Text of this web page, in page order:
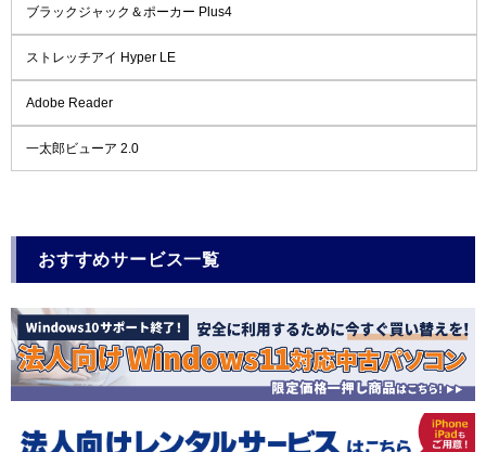
ブラックジャック＆ポーカー Plus4
ストレッチアイ Hyper LE
Adobe Reader
一太郎ビューア 2.0
おすすめサービス一覧